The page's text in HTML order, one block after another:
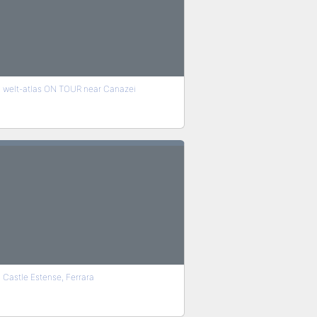
welt-atlas ON TOUR near Canazei
Castle Estense, Ferrara